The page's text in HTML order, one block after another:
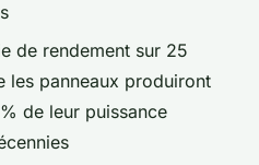
de rendement sur 25
les panneaux produiront
de leur puissance